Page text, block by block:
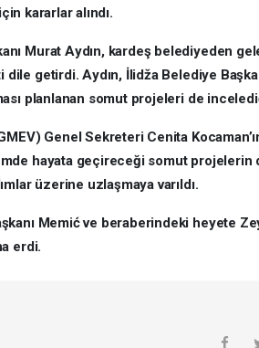
kararlar alındı.
Murat Aydın, kardeş belediyeden
getirdi. Aydın, İlidža Belediye
planlanan somut projeleri de
Genel Sekreteri Cenita
hayata geçireceği somut projelerin
üzerine uzlaşmaya varıldı.
Memić ve beraberindeki heyete
erdi.